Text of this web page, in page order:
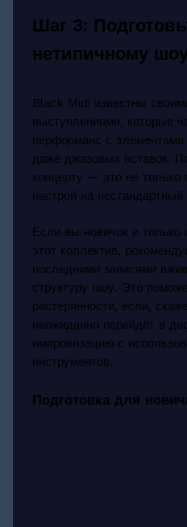
Шаг 3:
нетипичному
Black Midi известны
выступлениями, которые
перформанс с элементами
даже джазовых вставок.
концерту — это не только
настрой на нестандартный
Если вы новичок и только
этот коллектив,
последними записями
структуру шоу. Это
растерянности, если,
неожиданно перейдёт в
импровизацию с
инструментов.
Подготовка для